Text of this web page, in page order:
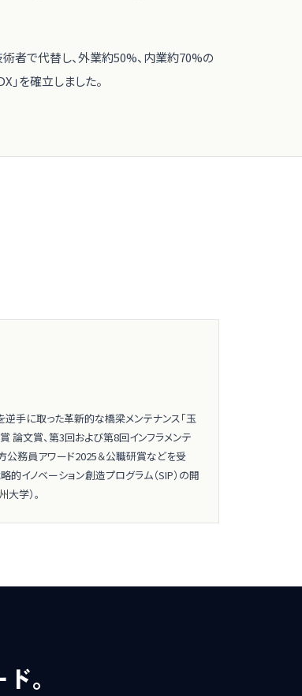
者で代替し、外業約50%、内業約70%の
を確立しました。
手に取った革新的な橋梁メンテナンス「玉
論文賞、第3回および第8回インフラメンテ
公務員アワード2025＆公職研賞などを受
イノベーション創造プログラム（SIP）の開
学）。
。